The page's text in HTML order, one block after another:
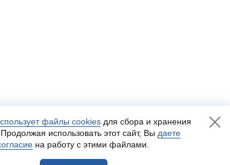
файлы cookies для сбора и хранения
использовать этот сайт, Вы даете
на работу с этими файлами.